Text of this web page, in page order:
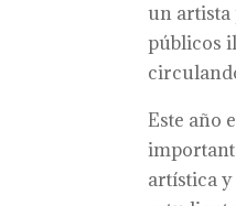
un artista
públicos
Este año
artística